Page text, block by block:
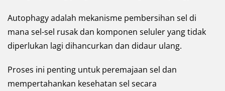
Autophagy adalah mekanisme pembersihan sel di
mana sel-sel rusak dan komponen seluler yang tidak
diperlukan lagi dihancurkan dan didaur ulang.
Proses ini penting untuk peremajaan sel dan
mempertahankan kesehatan sel secara